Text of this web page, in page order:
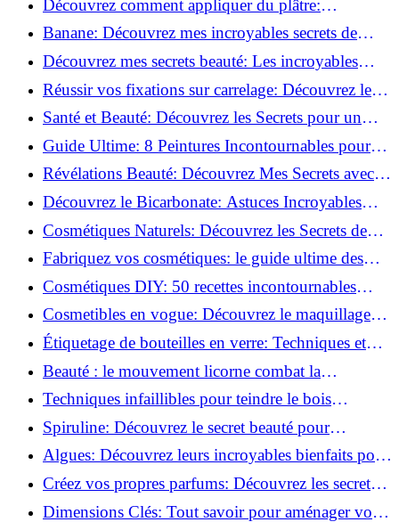
Découvrez comment appliquer du plâtre:
Techniques pour un mur intérieur parfait!
Banane: Découvrez mes incroyables secrets de
beauté!
Découvrez mes secrets beauté: Les incroyables
vertus du curcuma!
Réussir vos fixations sur carrelage: Découvrez les
astuces infaillibles !
Santé et Beauté: Découvrez les Secrets pour un
Bien-être Optimal!
Guide Ultime: 8 Peintures Incontournables pour
Bois Extérieurs!
Révélations Beauté: Découvrez Mes Secrets avec le
Thé Vert Matcha!
Découvrez le Bicarbonate: Astuces Incroyables
pour Votre Quotidien!
Cosmétiques Naturels: Découvrez les Secrets de
Beauté Éco-responsables!
Fabriquez vos cosmétiques: le guide ultime des
produits de beauté maison!
Cosmétiques DIY: 50 recettes incontournables
pour sublimer votre beauté naturelle!
Cosmetibles en vogue: Découvrez le maquillage
100% comestible!
Étiquetage de bouteilles en verre: Techniques et
astuces incontournables!
Beauté : le mouvement licorne combat la
surconsommation !
Techniques infaillibles pour teindre le bois
naturellement: Découvrez comment!
Spiruline: Découvrez le secret beauté pour
revitaliser les peaux fatiguées!
Algues: Découvrez leurs incroyables bienfaits pour
la santé et la beauté!
Créez vos propres parfums: Découvrez les secrets
de la fabrication artisanale!
Dimensions Clés: Tout savoir pour aménager votre